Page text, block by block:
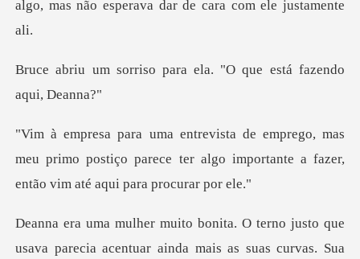
algo, mas não espera
para ela. "O que está
s
meu primo postiço parece ter algo importante a
justo que
usava parecia acentuar ainda mais